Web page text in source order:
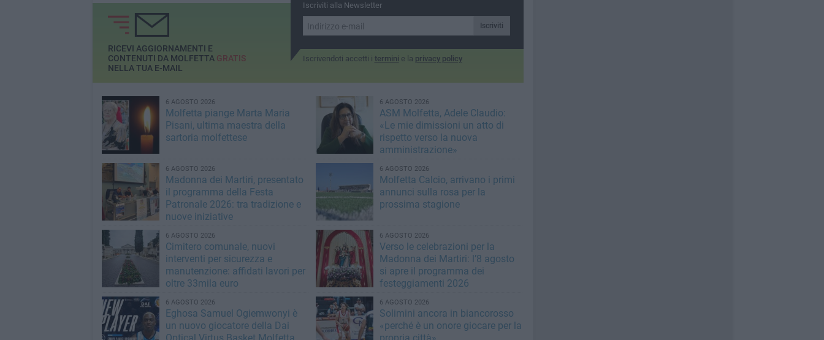
Iscriviti alla Newsletter
Iscriviti
Iscrivendoti accetti i termini e la privacy policy
RICEVI AGGIORNAMENTI E
CONTENUTI DA MOLFETTA GRATIS
NELLA TUA E-MAIL
6 AGOSTO 2026
Molfetta piange Marta Maria
Pisani, ultima maestra della
sartoria molfettese
6 AGOSTO 2026
ASM Molfetta, Adele Claudio:
«Le mie dimissioni un atto di
rispetto verso la nuova
amministrazione»
6 AGOSTO 2026
Madonna dei Martiri, presentato
il programma della Festa
Patronale 2026: tra tradizione e
nuove iniziative
6 AGOSTO 2026
Molfetta Calcio, arrivano i primi
annunci sulla rosa per la
prossima stagione
6 AGOSTO 2026
Cimitero comunale, nuovi
interventi per sicurezza e
manutenzione: affidati lavori per
oltre 33mila euro
6 AGOSTO 2026
Verso le celebrazioni per la
Madonna dei Martiri: l’8 agosto
si apre il programma dei
festeggiamenti 2026
6 AGOSTO 2026
Eghosa Samuel Ogiemwonyi è
un nuovo giocatore della Dai
6 AGOSTO 2026
Solimini ancora in biancorosso
«perché è un onore giocare per la